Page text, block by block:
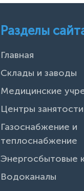
Разделы
Главная
Склады и заводы
Медицинские
Центры занятости
Газоснабжение и
теплоснабжение
Энергосбытовые
Водоканалы